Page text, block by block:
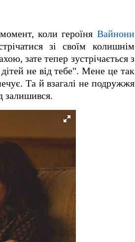
коли героїня Вайнони
зі своїм колишнім
зате тепер зустрічається з
не від тебе". Мене це так
Та й взагалі не подружжя
залишився.